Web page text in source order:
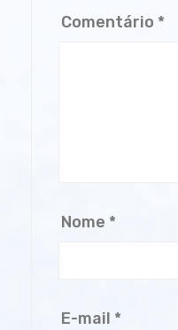
Comentário *
Nome *
E-mail *